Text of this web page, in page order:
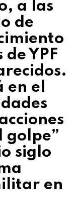
a las
de
YPF
en el
golpe”
siglo
en